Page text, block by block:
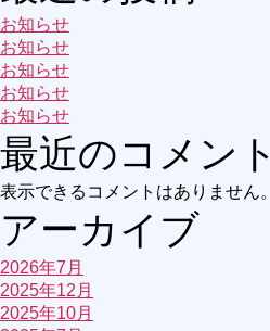
お知らせ
お知らせ
お知らせ
お知らせ
お知らせ
最近のコメント
表示できるコメントはありません。
アーカイブ
2026年7月
2025年12月
2025年10月